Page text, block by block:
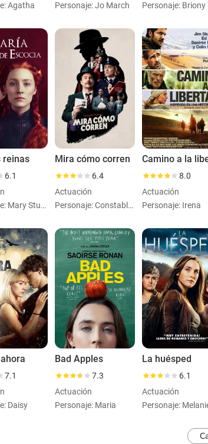
Agatha
Personaje: Jo March
reinas
6.1
Personaje: Mary Stuart
Mira cómo corren
6.4
Actuación
Personaje: Constable Stalker
8.0
Actuación
Personaje: Irena
7.1
Daisy
Bad Apples
7.3
Actuación
Personaje: Maria
La huésped
6.1
Actuación
Personaje: